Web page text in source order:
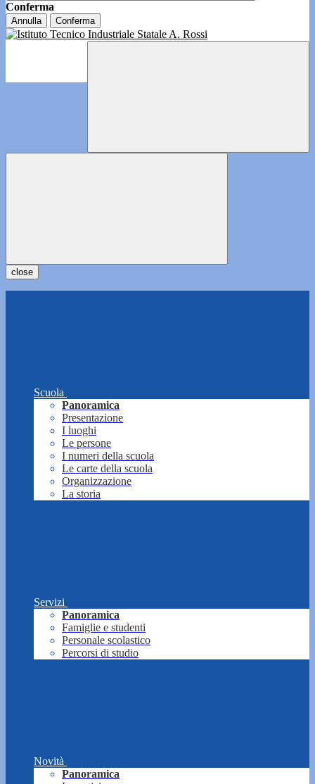
Conferma
Annulla Conferma
close
Scuola
Panoramica
Presentazione
I luoghi
Le persone
I numeri della scuola
Le carte della scuola
Organizzazione
La storia
Servizi
Panoramica
Famiglie e studenti
Personale scolastico
Percorsi di studio
Novità
Panoramica